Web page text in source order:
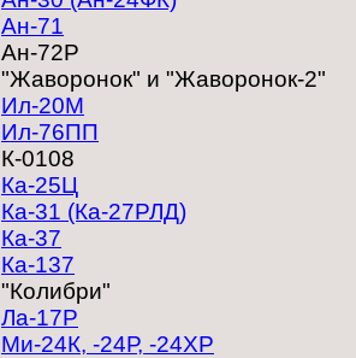
Ан-71
Ан-72Р
"Жаворонок" и "Жаворонок-2"
Ил-20М
Ил-76ПП
К-0108
Ка-25Ц
Ка-31 (Ка-27РЛД)
Ка-37
Ка-137
"Колибри"
Ла-17Р
Ми-24К, -24Р, -24ХР